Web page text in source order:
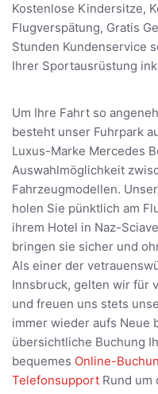
Kostenlose Kindersitze,
Flugverspätung, Gratis
Stunden Kundenservice
Ihrer Sportausrüstung
Um Ihre Fahrt so
besteht unser Fuhrpark
Luxus-Marke Mercedes
Auswahlmöglichkeit
Fahrzeugmodellen.
holen Sie pünktlich am
ihrem Hotel in Naz-
bringen sie sicher und
Als einer der
Innsbruck, gelten wir für
und freuen uns stets
immer wieder aufs Neue
übersichtliche Buchung
bequemes Online-
Telefonsupport Rund um